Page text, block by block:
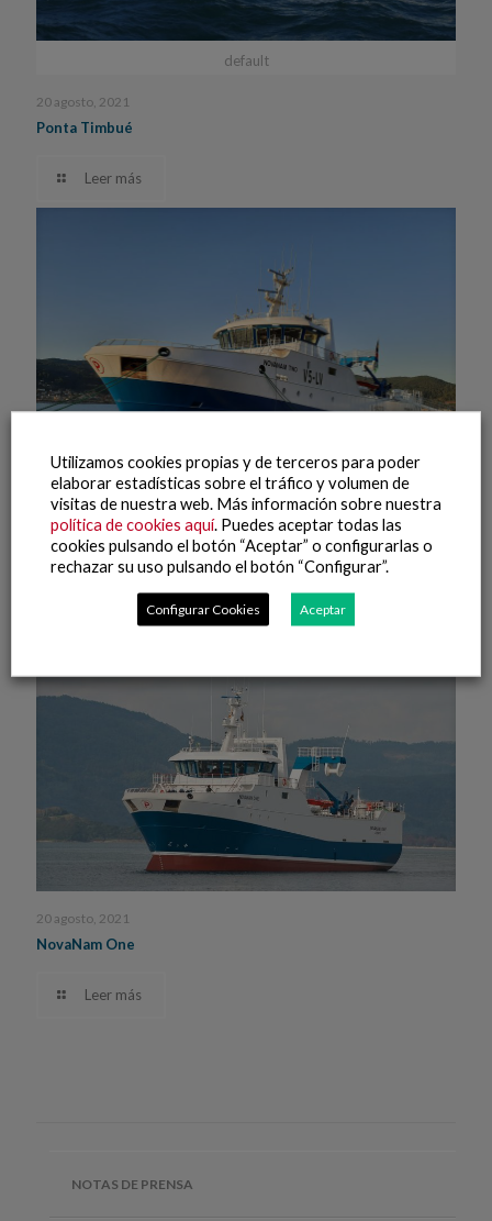
default
20 agosto, 2021
Ponta Timbué
Leer más
20 agosto, 2021
NovaNam Two
Leer más
20 agosto, 2021
NovaNam One
Leer más
NOTAS DE PRENSA
Utilizamos cookies propias y de terceros para poder
elaborar estadísticas sobre el tráfico y volumen de
visitas de nuestra web. Más información sobre nuestra
política de cookies aquí. Puedes aceptar todas las
cookies pulsando el botón “Aceptar” o configurarlas o
rechazar su uso pulsando el botón “Configurar”.
Configurar Cookies Aceptar